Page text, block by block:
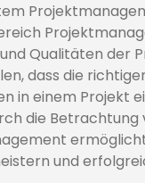
Qualitäten der
dass die
in einem Projekt
die
und